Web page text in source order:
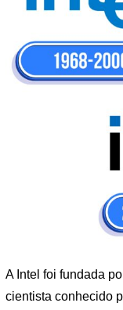
A Intel foi fundada
cientista conhecido